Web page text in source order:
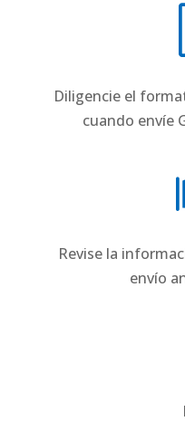
Diligencie el
cuando envíe
Revise la
envío